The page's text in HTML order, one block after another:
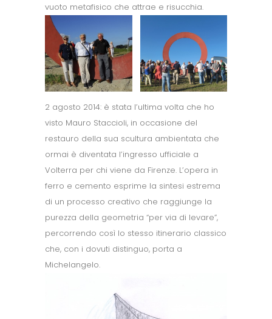
vuoto metafisico che attrae e risucchia.
2 agosto 2014: è stata l’ultima volta che ho
visto Mauro Staccioli, in occasione del
restauro della sua scultura ambientata che
ormai è diventata l’ingresso ufficiale a
Volterra per chi viene da Firenze. L’opera in
ferro e cemento esprime la sintesi estrema
di un processo creativo che raggiunge la
purezza della geometria “per via di levare”,
percorrendo così lo stesso itinerario classico
che, con i dovuti distinguo, porta a
Michelangelo.